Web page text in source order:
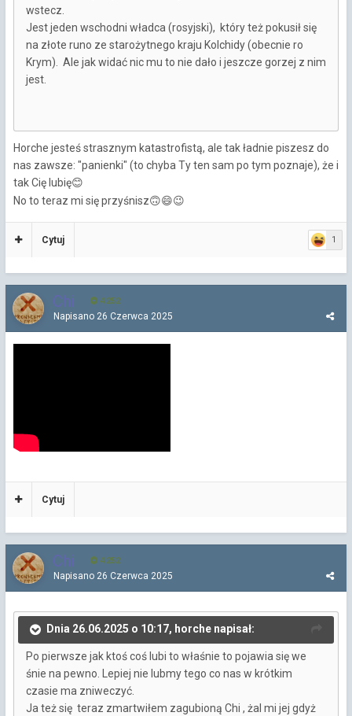
wstecz.
Jest jeden wschodni władca (rosyjski), który też pokusił się
na złote runo ze starożytnego kraju Kolchidy (obecnie ro
Krym). Ale jak widać nic mu to nie dało i jeszcze gorzej z nim
jest.
Horche jesteś strasznym katastrofistą, ale tak ładnie piszesz do
nas zawsze: "panienki" (to chyba Ty ten sam po tym poznaje), że i
tak Cię lubię😊
No to teraz mi się przyśnisz🙃😄😉
1
Cytuj
Chi 4 252
Napisano 26 Czerwca 2025
Cytuj
Chi 4 252
Napisano 26 Czerwca 2025
Dnia 26.06.2025 o 10:17, horche napisał:
Po pierwsze jak ktoś coś lubi to właśnie to pojawia się we
śnie na pewno. Lepiej nie lubmy tego co nas w krótkim
czasie ma zniweczyć.
Ja też się teraz zmartwiłem zagubioną Chi , żal mi jej gdyż